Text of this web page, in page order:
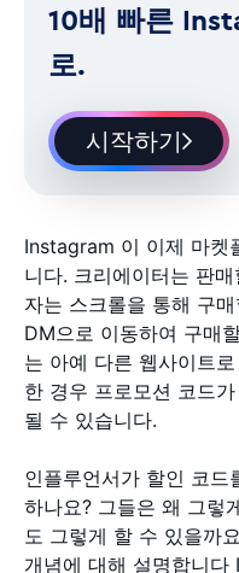
10배 빠른
로.
시작하기
Instagram 이 이제 마켓
니다. 크리에이터는 판
자는 스크롤을 통해 구
DM으로 이동하여 구매
는 아예 다른 웹사이트
한 경우 프로모션 코드
될 수 있습니다.
인플루언서가 할인 코드
하나요? 그들은 왜 그렇
도 그렇게 할 수 있을까
개념에 대해 설명합니